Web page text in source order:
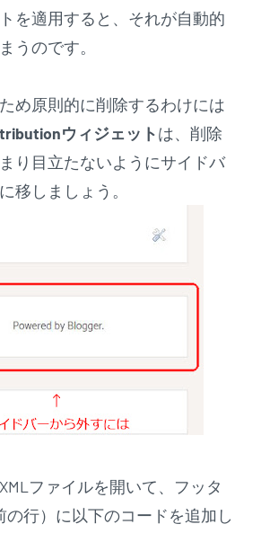
を適用すると、それが自動的
うのです。
め原則的に削除するわけには
ウィジェットは、削除
り目立たないようにサイドバ
移しましょう。
ファイルを開いて、フッタ
の行）に以下のコードを追加し